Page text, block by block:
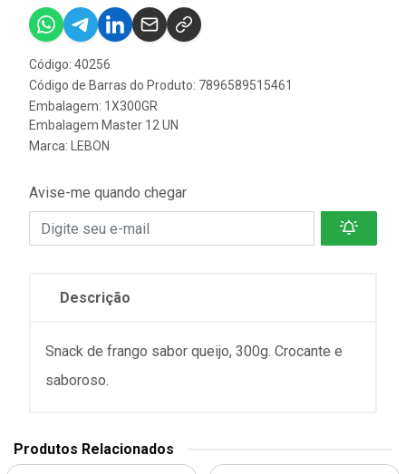
Código: 40256
Código de Barras do Produto: 7896589515461
Embalagem: 1X300GR
Embalagem Master 12 UN
Marca:
LEBON
Avise-me quando chegar
Descrição
Snack de frango sabor queijo, 300g. Crocante e
saboroso.
Produtos Relacionados